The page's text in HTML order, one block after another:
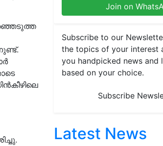
Join on
Subscribe to our
the topics of your interest
you handpicked news and
based on your choice.
Subscribe
Latest News